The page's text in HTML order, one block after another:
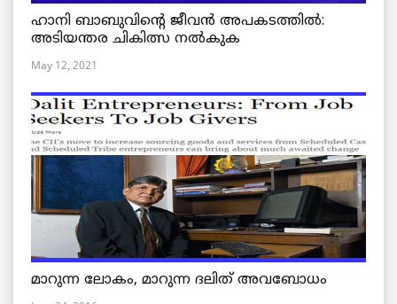
ഹാനി ബാബുവിന്റെ ജീവൻ അപകടത്തിൽ:
അടിയന്തര ചികിത്സ നൽകുക
May 12, 2021
മാറുന്ന ലോകം, മാറുന്ന ദലിത് അവബോധം